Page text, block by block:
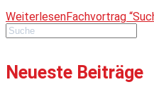
WeiterlesenFachvortrag
Neueste Beiträge